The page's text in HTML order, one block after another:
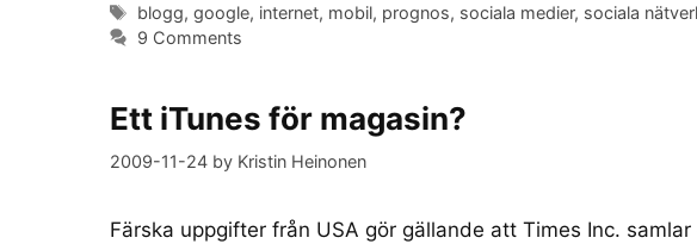
Tags
blogg,google, internet, mobil, prognos, sociala medier, sociala
9 Comments
Ett iTunes för magasin?
2009-11-24 by Kristin Heinonen
Färska uppgifter från USA gör gällande att Times Inc.